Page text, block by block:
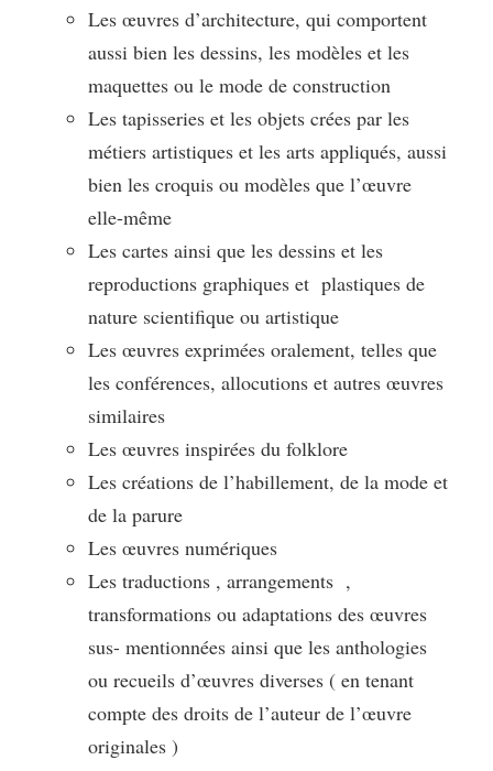
Les œuvres d’architecture, qui comportent
aussi bien les dessins, les modèles et les
maquettes ou le mode de construction
Les tapisseries et les objets crées par les
métiers artistiques et les arts appliqués, aussi
bien les croquis ou modèles que l’œuvre
elle-même
Les cartes ainsi que les dessins et les
reproductions graphiques et plastiques de
nature scientifique ou artistique
Les œuvres exprimées oralement, telles que
les conférences, allocutions et autres œuvres
similaires
Les œuvres inspirées du folklore
Les créations de l’habillement, de la mode et
de la parure
Les œuvres numériques
Les traductions , arrangements ,
transformations ou adaptations des œuvres
sus- mentionnées ainsi que les anthologies
ou recueils d’œuvres diverses ( en tenant
compte des droits de l’auteur de l’œuvre
originales )